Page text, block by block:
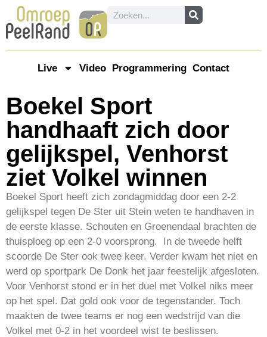
Live Video Programmering Contact
Boekel Sport
handhaaft zich door
gelijkspel, Venhorst
ziet Volkel winnen
Boekel Sport heeft zich zondagmiddag door een 2-2
gelijkspel tegen De Ster uit Stein weten te handhaven in
de eerste klasse. Schouten en Groenendaal brachten de
thuisploeg op een 2-0 voorsprong. In de tweede helft
scoorde De Ster ook twee keer. Verder kwam het niet en
werd op sportpark De Donk het jaar feestelijk afgesloten.
Voor Venhorst stond er in het duel met Volkel niks meer
op het spel. Dat gold ook voor de tegenstander. Toch
maakten de twee teams er nog een wedstrijd van die
Volkel met 0-2 in het voordeel wist te beslissen.